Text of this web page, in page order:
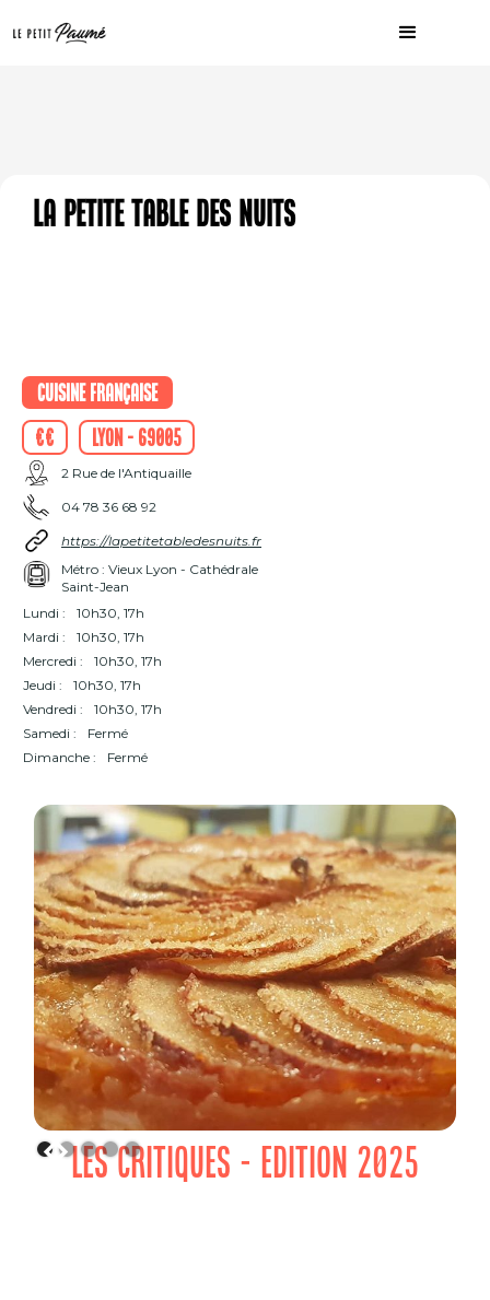
La petite table des nuits
Cuisine française
€€
Lyon - 69005
2 Rue de l'Antiquaille
04 78 36 68 92
https://lapetitetabledesnuits.fr
Métro : Vieux Lyon - Cathédrale
Saint-Jean
Lundi :
10h30, 17h
Mardi :
10h30, 17h
Mercredi :
10h30, 17h
Jeudi :
10h30, 17h
Vendredi :
10h30, 17h
Samedi :
Fermé
Dimanche :
Fermé
LES CRITIQUES - EDITION 2025